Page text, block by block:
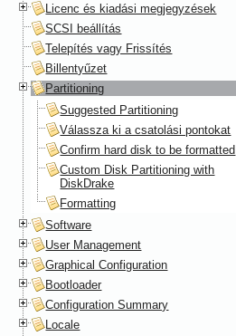
Licenc és kiadási megjegyzések
SCSI beállítás
Telepítés vagy Frissítés
Billentyűzet
Partitioning
Suggested Partitioning
Válassza ki a csatolási pontokat
Confirm hard disk to be formatted
Custom Disk Partitioning with
DiskDrake
Formatting
Software
User Management
Graphical Configuration
Bootloader
Configuration Summary
Locale